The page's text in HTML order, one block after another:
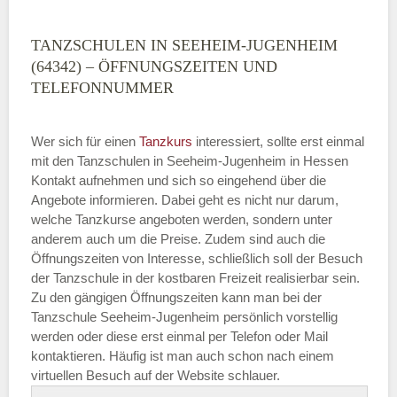
TANZSCHULEN IN SEEHEIM-JUGENHEIM
(64342) – ÖFFNUNGSZEITEN UND
TELEFONNUMMER
Wer sich für einen Tanzkurs interessiert, sollte erst einmal
mit den Tanzschulen in Seeheim-Jugenheim in Hessen
Kontakt aufnehmen und sich so eingehend über die
Angebote informieren. Dabei geht es nicht nur darum,
welche Tanzkurse angeboten werden, sondern unter
anderem auch um die Preise. Zudem sind auch die
Öffnungszeiten von Interesse, schließlich soll der Besuch
der Tanzschule in der kostbaren Freizeit realisierbar sein.
Zu den gängigen Öffnungszeiten kann man bei der
Tanzschule Seeheim-Jugenheim persönlich vorstellig
werden oder diese erst einmal per Telefon oder Mail
kontaktieren. Häufig ist man auch schon nach einem
virtuellen Besuch auf der Website schlauer.